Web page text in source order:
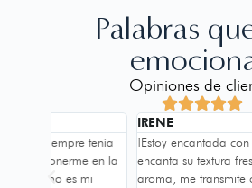
Palabras
Opiniones de

¡Estoy encantada con mis cremas
encanta su textura fresquita y sedosa,
aroma, me transmite cuidado y mimo.